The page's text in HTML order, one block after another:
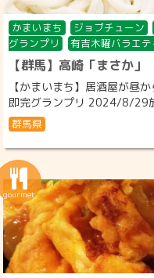
かまいまち ジョブチューン
グランプリ
有吉木曜バラエテ
【群馬】高崎「まさか」
【かまいまち】居酒屋が昼
即完グランプリ 2024/8/29
群馬県